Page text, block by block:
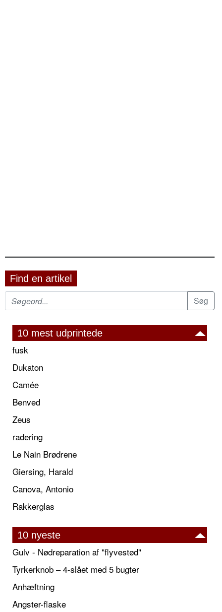
Find en artikel
10 mest udprintede
fusk
Dukaton
Camée
Benved
Zeus
radering
Le Nain Brødrene
Giersing, Harald
Canova, Antonio
Rakkerglas
10 nyeste
Gulv - Nødreparation af "flyvestød"
Tyrkerknob – 4-slået med 5 bugter
Anhæftning
Angster-flaske